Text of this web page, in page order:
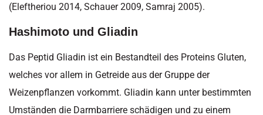
(Eleftheriou 2014, Schauer 2009, Samraj 2005).
Hashimoto und Gliadin
Das Peptid Gliadin ist ein Bestandteil des Proteins Gluten,
welches vor allem in Getreide aus der Gruppe der
Weizenpflanzen vorkommt. Gliadin kann unter bestimmten
Umständen die Darmbarriere schädigen und zu einem